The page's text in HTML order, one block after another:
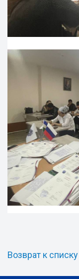
Возврат к списку